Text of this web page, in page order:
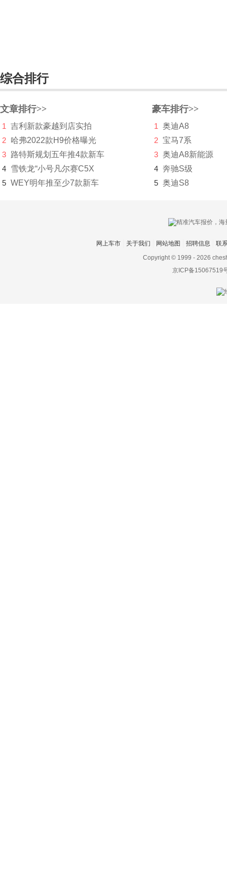
综合排行
文章排行>>
1
吉利新款豪越到店实拍
2 哈弗2022款H9价格曝光
3 路特斯规划五年推4款新车
4 雪铁龙“小号凡尔赛C5X
5 WEY明年推至少7款新车
豪车排行>>
1
奥迪A8
2 宝马7系
3 奥迪A8新能源
4 奔驰S级
5 奥迪S8
网上车市 关于我们 网站地图 招聘信息
联
Copyright © 1999 - 2026
京ICP备15067519